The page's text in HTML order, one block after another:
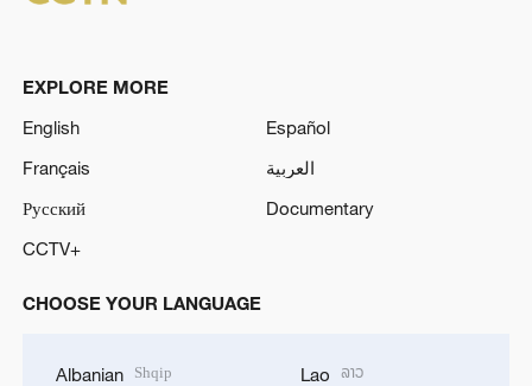
EXPLORE MORE
English
Español
Français
العربية
Русский
Documentary
CCTV+
CHOOSE YOUR LANGUAGE
Albanian Shqip Lao ລາວ